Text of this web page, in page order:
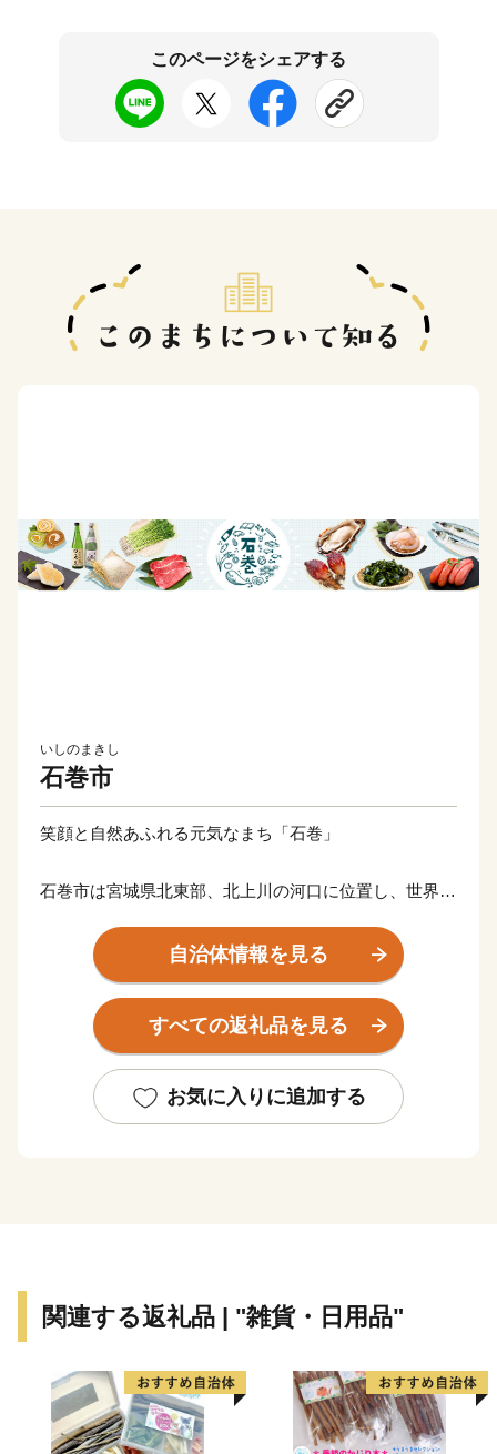
このページをシェアする
いしのまきし
石巻市
笑顔と自然あふれる元気なまち「石巻」
石巻市は宮城県北東部、北上川の河口に位置し、世界三
海岸沿いは多様な魚が集まる地形であり、また世界有数
の植物プランクトンの発生地でもあることから、かき、
ほや、帆立などがおいしく育ちます。
山・川・海・島といった多様な自然や、石ノ森萬画館を
東日本大震災で一度は壊滅的な被害を受けた地元産業で
したが、全国の皆様からのご支援を受け、魅力的な特産
自治体情報を見る
すべての返礼品を見る
お気に入りに追加する
関連する返礼品 | "雑貨・日用品"